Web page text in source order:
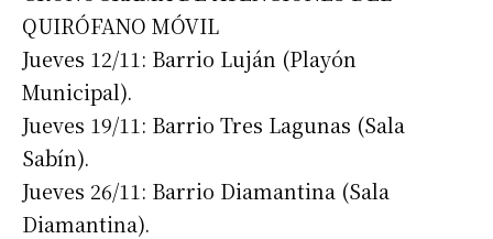
Dirección de correo electrónico*
Nombre
Apellidos
QUIRÓFANO MÓVIL
Jueves 12/11: Barrio Luján (Playón
Municipal).
Jueves 19/11: Barrio Tres Lagunas (Sala
Sabín).
Jueves 26/11: Barrio Diamantina (Sala
Diamantina).